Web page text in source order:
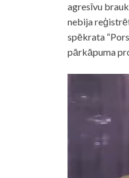
agresīvu
nebija
spēkrata
pārkāpuma